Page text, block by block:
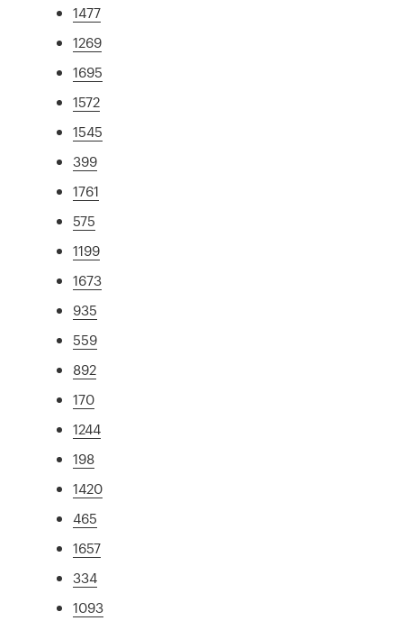
1477
1269
1695
1572
1545
399
1761
575
1199
1673
935
559
892
170
1244
198
1420
465
1657
334
1093